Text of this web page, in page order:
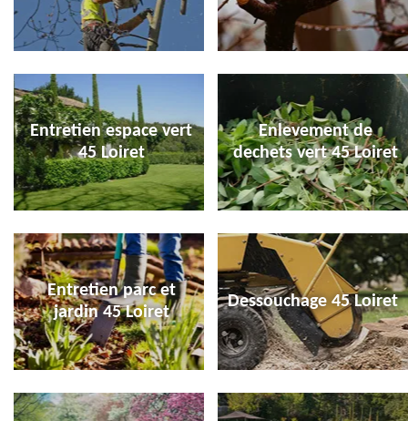
Entretien espace vert
45 Loiret
Enlevement de
dechets vert 45 Loiret
Entretien parc et
jardin 45 Loiret
Dessouchage 45 Loiret